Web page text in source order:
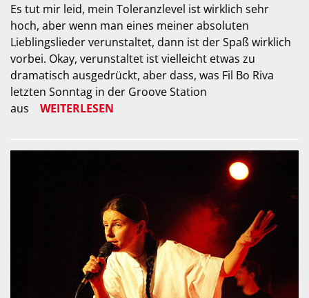
Es tut mir leid, mein Toleranzlevel ist wirklich sehr
hoch, aber wenn man eines meiner absoluten
Lieblingslieder verunstaltet, dann ist der Spaß wirklich
vorbei. Okay, verunstaltet ist vielleicht etwas zu
dramatisch ausgedrückt, aber dass, was Fil Bo Riva
letzten Sonntag in der Groove Station
aus
WEITERLESEN